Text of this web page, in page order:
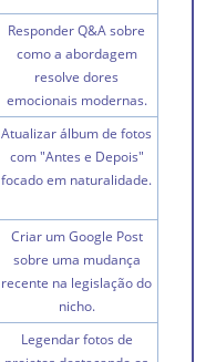
Responder Q&A sobre
como a abordagem
resolve dores
emocionais modernas.
Atualizar álbum de fotos
com "Antes e Depois"
focado em naturalidade.
Criar um Google Post
sobre uma mudança
recente na legislação do
nicho.
Legendar fotos de